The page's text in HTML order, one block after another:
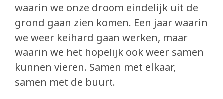
waarin we onze droom eindelijk uit de
grond gaan zien komen. Een jaar waarin
we weer keihard gaan werken, maar
waarin we het hopelijk ook weer samen
kunnen vieren. Samen met elkaar,
samen met de buurt.